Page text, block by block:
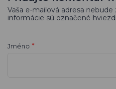
Vaša e-mailová adresa
informácie sú označené
Jméno *